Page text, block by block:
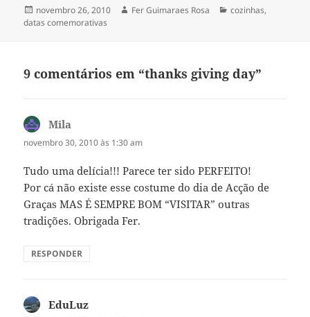
Publicado
em
novembro 26, 2010 Autor
Fer Guimaraes Rosa Categorias
cozinhas,
datas comemorativas
9 comentários em “thanks giving day”
Mila
novembro 30, 2010 às 1:30 am
Tudo uma delícia!!! Parece ter sido PERFEITO!
Por cá não existe esse costume do dia de Acção de
Graças MAS É SEMPRE BOM “VISITAR” outras
tradições. Obrigada Fer.
RESPONDER
EduLuz